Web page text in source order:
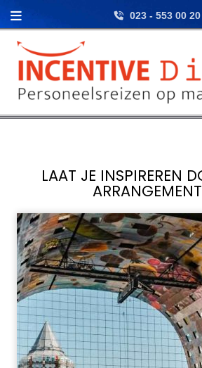
Skip to content 023 - 553 00 20
LAAT JE INSPIREREN